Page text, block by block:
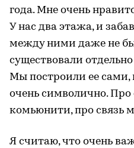
года. Мне очень
У нас два этажа, и
между ними даже не
существовали отдельно
Мы построили ее сами,
очень символично. Про
комьюнити, про связь
Я считаю, что очень